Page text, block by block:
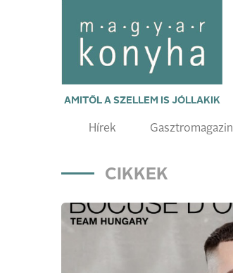
AMITŐL A SZELLEM IS JÓLLAKIK
Hírek Gasztromagazin
CIKKEK